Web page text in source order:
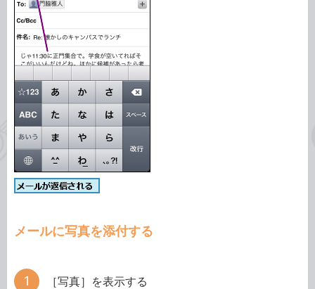
メールに写真を添付する
［写真］を表示する